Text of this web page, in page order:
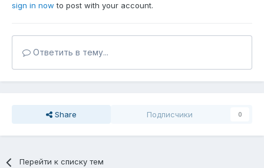
sign in now to post with your account.
Ответить в тему...
Share Подписчики 0
Перейти к списку тем